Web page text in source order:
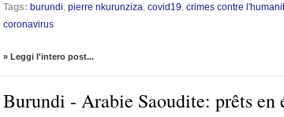
Tags: burundi pierre nkurunziza covid19 crimes contre
coronavirus
» Leggi l'intero post...
Burundi - Arabie Saoudite: prêts en